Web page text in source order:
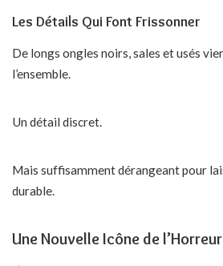
Les Détails Qui Font Frissonner
De longs ongles noirs, sales et usés
l’ensemble.
Un détail discret.
Mais suffisamment dérangeant pour
durable.
Une Nouvelle Icône de l’Horreur